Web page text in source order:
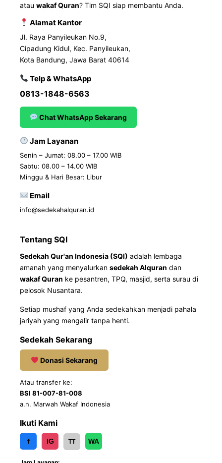
atau wakaf Quran? Tim SQI siap membantu Anda.
Alamat Kantor
Jl. Raya Panyileukan No.9,
Cipadung Kidul, Kec. Panyileukan,
Kota Bandung, Jawa Barat 40614
Telp & WhatsApp
0813-1848-6563
Chat WhatsApp Sekarang
Jam Layanan
Senin – Jumat: 08.00 – 17.00 WIB
Sabtu: 08.00 – 14.00 WIB
Minggu & Hari Besar: Libur
Email
info@sedekahalquran.id
Tentang SQI
Sedekah Qur'an Indonesia (SQI) adalah lembaga
amanah yang menyalurkan sedekah Alquran dan
wakaf Quran ke pesantren, TPQ, masjid, serta surau di
pelosok Nusantara.
Setiap mushaf yang Anda sedekahkan menjadi pahala
jariyah yang mengalir tanpa henti.
Sedekah Sekarang
Donasi Sekarang
Atau transfer ke:
BSI 81-007-81-008
a.n. Marwah Wakaf Indonesia
Ikuti Kami
f IG TT WA